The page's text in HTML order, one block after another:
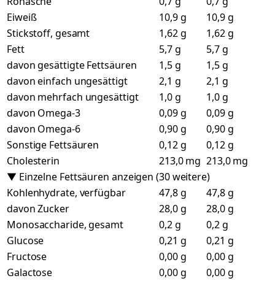
Eiweiß
10,9 g
10,9 g
Stickstoff, gesamt
1,62 g
1,62 g
Fett
5,7 g
5,7 g
davon gesättigte Fettsäuren
1,5 g
1,5 g
davon einfach ungesättigt
2,1 g
2,1 g
davon mehrfach ungesättigt
1,0 g
1,0 g
davon Omega-3
0,09 g
0,09 g
davon Omega-6
0,90 g
0,90 g
Sonstige Fettsäuren
0,12 g
0,12 g
Cholesterin
213,0 mg 213,0 mg
▼ Einzelne Fettsäuren anzeigen (30 weitere)
Kohlenhydrate, verfügbar
47,8 g
47,8 g
davon Zucker
28,0 g
28,0 g
Monosaccharide, gesamt
0,2 g
0,2 g
Glucose
0,21 g
0,21 g
Fructose
0,00 g
0,00 g
Galactose
0,00 g
0,00 g